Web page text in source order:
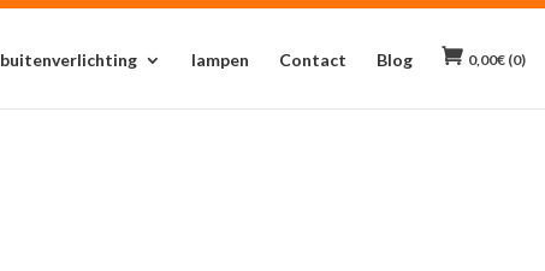
buitenverlichting lampen Contact Blog 0,00€(0)